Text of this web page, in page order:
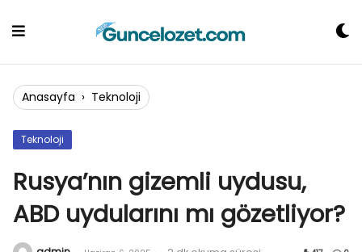
Anasayfa › Teknoloji
Teknoloji
Rusya’nın gizemli uydusu,
ABD uydularını mı gözetliyor?